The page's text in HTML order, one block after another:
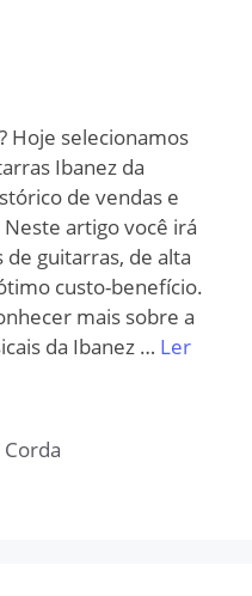
Hoje selecionamos
Ibanez da
de vendas e
artigo você irá
guitarras, de alta
custo-benefício.
mais sobre a
da Ibanez … Ler
Corda